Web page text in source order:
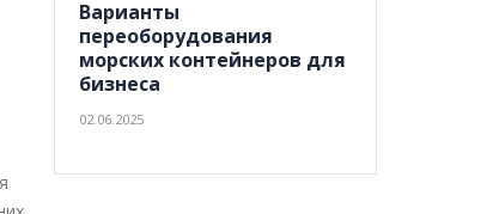
Варианты
переоборудования
морских контейнеров для
бизнеса
02.06.2025